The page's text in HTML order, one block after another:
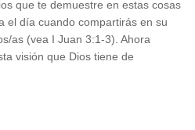
que te demuestre en estas cosas
el día cuando compartirás en su
as (vea I Juan 3:1-3). Ahora
visión que Dios tiene de